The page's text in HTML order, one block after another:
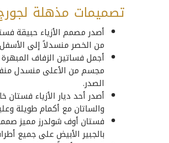
تصميمات مذهلة
أصدر مصمم الأزياء حبيقة
من الخصر منسدلاً إلى
أجمل فساتين الزفاف
مجسم من الأعلى منسدل
الصدر.
أصدر أحد ديار الأزياء
والساتان مع أكمام طويلة
فستان أوف شولدرز مميز
بالجبير الأبيض على جميع